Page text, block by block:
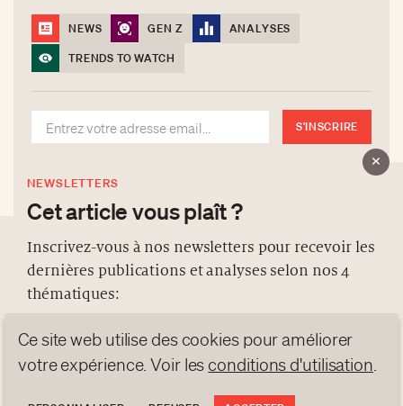
NEWS GEN Z
ANALYSES
TRENDS TO WATCH
S'INSCRIRE
NEWSLETTERS
Cet article vous plaît ?
Inscrivez-vous à nos newsletters pour recevoir les
dernières publications et analyses selon nos 4
thématiques:
NEWS GEN Z
ANALYSES
TRENDS TO WATCH
À PROPOS
PROTECTION DES DONNÉES
contact@luxurytribune.com
Ce site web utilise des cookies pour améliorer
votre expérience. Voir les conditions d'utilisation